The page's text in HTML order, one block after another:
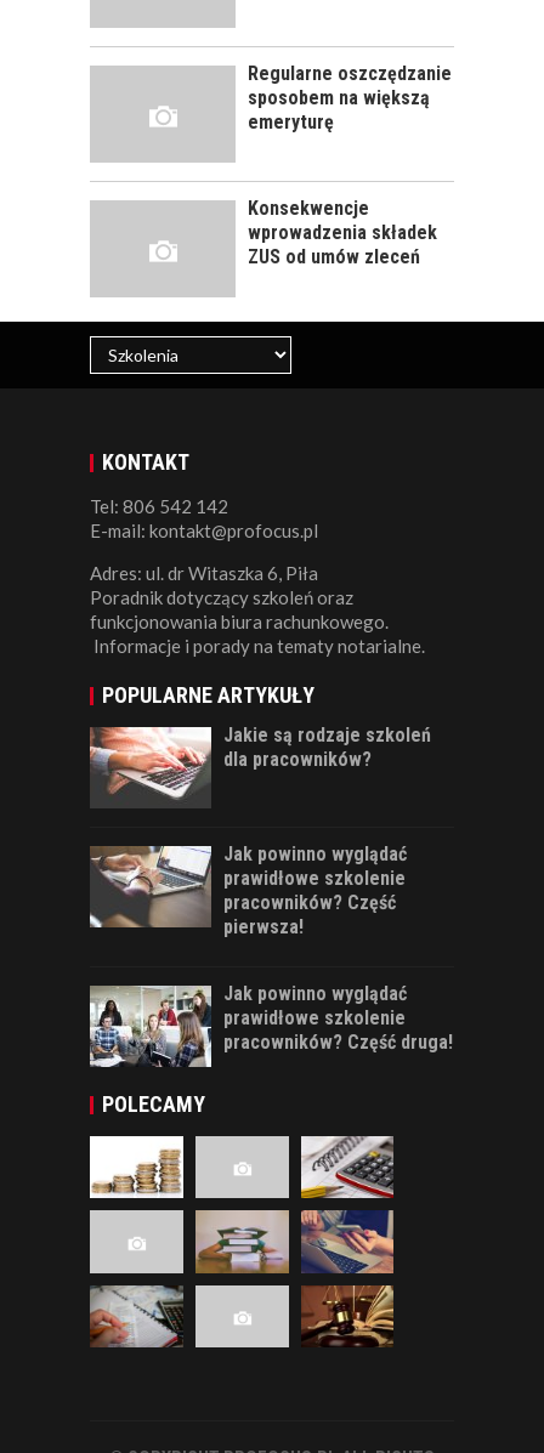
ROZWÓJ
PRACOWNIKA - JAK O
NIEGO DBAĆ?
Regularne oszczędzanie
sposobem na większą
emeryturę
Konsekwencje
wprowadzenia składek
ZUS od umów zleceń
KONTAKT
Tel: 806 542 142
E-mail: kontakt@profocus.pl
Adres: ul. dr Witaszka 6, Piła
Poradnik dotyczący szkoleń oraz
funkcjonowania biura rachunkowego.
Informacje i porady na tematy notarialne.
POPULARNE ARTYKUŁY
Jakie są rodzaje szkoleń
dla pracowników?
Jak powinno wyglądać
prawidłowe szkolenie
pracowników? Część
pierwsza!
Jak powinno wyglądać
prawidłowe szkolenie
pracowników? Część druga!
POLECAMY